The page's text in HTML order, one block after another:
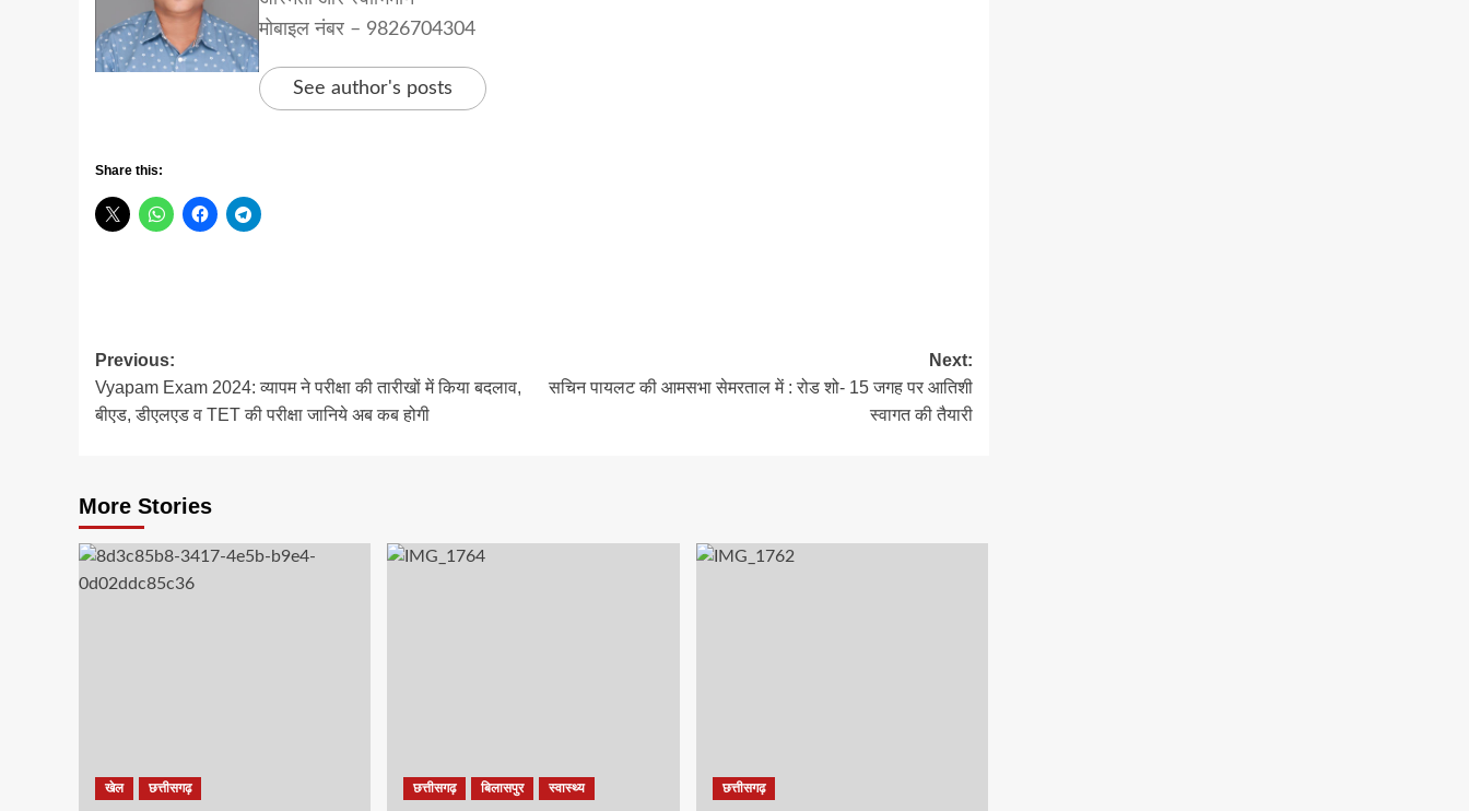
मोबाइल नंबर – 9826704304
See author's posts
Share this:
Post
navigation
Previous:
Vyapam Exam 2024: व्यापम ने परीक्षा की तारीखों में किया बदलाव,
बीएड, डीएलएड व TET की परीक्षा जानिये अब कब होगी
Next:
सचिन पायलट की आमसभा सेमरताल में : रोड शो- 15 जगह पर आतिशी
स्वागत की तैयारी
More Stories
खेल छत्तीसगढ़ छत्तीसगढ़ बिलासपुर स्वास्थ्य छत्तीसगढ़